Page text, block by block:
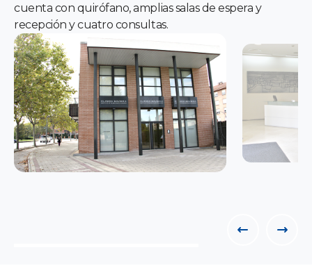
cuenta con quirófano, amplias salas de espera y
recepción y cuatro consultas.